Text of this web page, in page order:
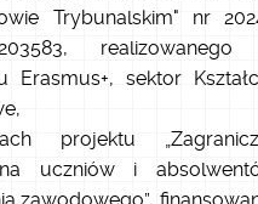
Trybunalskim" nr
Erasmus+, sektor
projektu
uczniów i